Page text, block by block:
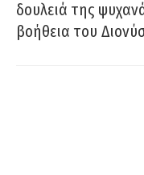
δουλειά της
βοήθεια του